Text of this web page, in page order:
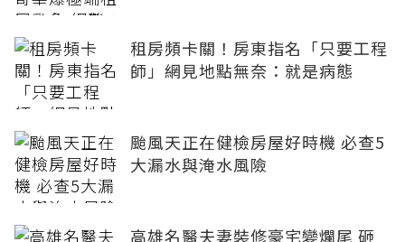
租房頻卡關！房東指名「只要工程
師」網見地點無奈：就是病態
颱風天正在健檢房屋好時機 必查5
大漏水與淹水風險
高雄名醫夫妻裝修豪宅變爛尾 砸